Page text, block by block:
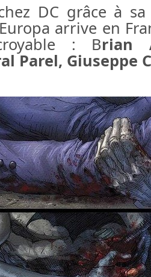
DC grâce à
arrive en
: Brian
Parel, Giuseppe